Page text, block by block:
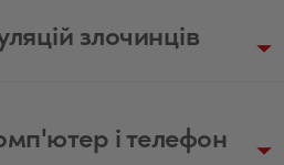
злочинців
і телефон